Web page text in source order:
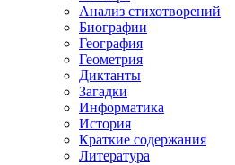
Анализ стихотворений
Биографии
География
Геометрия
Диктанты
Загадки
Информатика
История
Краткие содержания
Литература